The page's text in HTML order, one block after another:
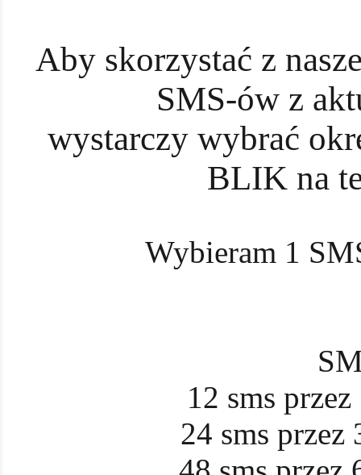
Aby skorzystać z
SMS-ów z
wystarczy wybrać
BLIK na
Wybieram 1
12 sms
24 sms przez